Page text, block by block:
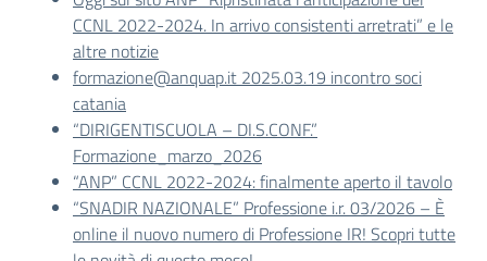
CCNL 2022-2024. In arrivo consistenti arretrati” e le
altre notizie
formazione@anquap.it 2025.03.19 incontro soci
catania
“DIRIGENTISCUOLA – DI.S.CONF.”
Formazione_marzo_2026
“ANP” CCNL 2022-2024: finalmente aperto il tavolo
“SNADIR NAZIONALE” Professione i.r. 03/2026 – È
online il nuovo numero di Professione IR! Scopri tutte